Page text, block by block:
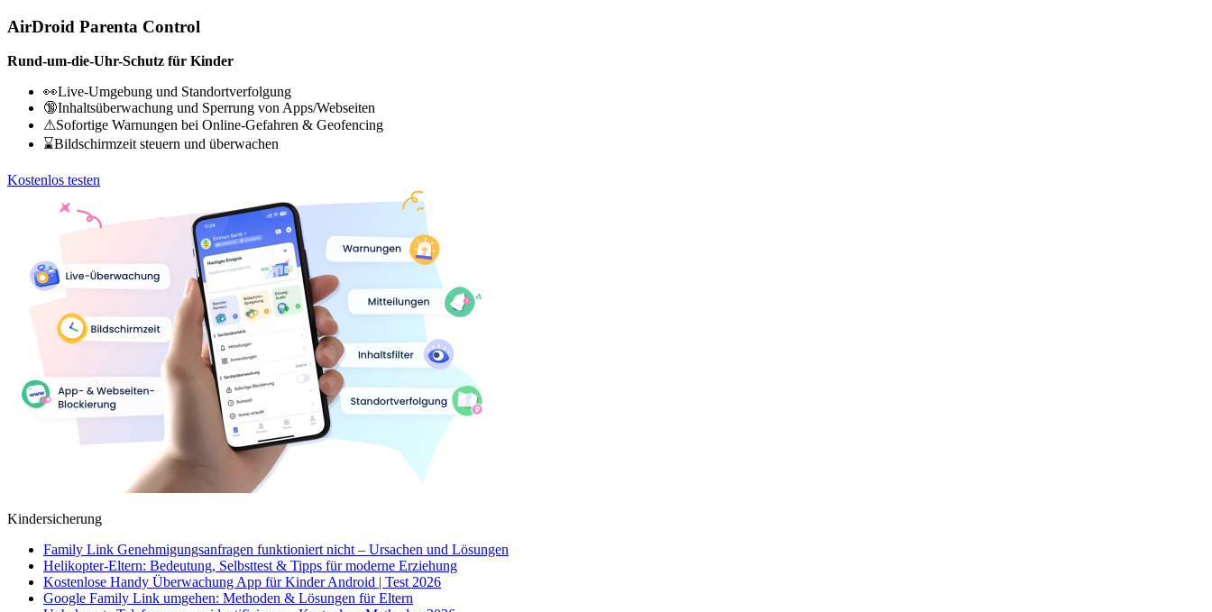
AirDroid Parenta Control
Rund-um-die-Uhr-Schutz für Kinder
👀Live-Umgebung und Standortverfolgung
🔞Inhaltsüberwachung und Sperrung von Apps/Webseiten
⚠Sofortige Warnungen bei Online-Gefahren & Geofencing
⌛Bildschirmzeit steuern und überwachen
Kostenlos testen
Kindersicherung
Family Link Genehmigungsanfragen funktioniert nicht – Ursachen und Lösungen
Helikopter-Eltern: Bedeutung, Selbsttest & Tipps für moderne Erziehung
Kostenlose Handy Überwachung App für Kinder Android | Test 2026
Google Family Link umgehen: Methoden & Lösungen für Eltern